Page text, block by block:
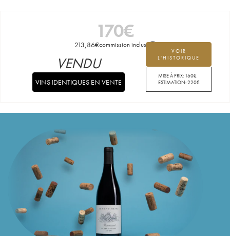
170€
213,86€commission incluse
VOIR
L'HISTORIQUE
MISE À PRIX: 160€
ESTIMATION:220€
VENDU
VINS IDENTIQUES EN VENTE